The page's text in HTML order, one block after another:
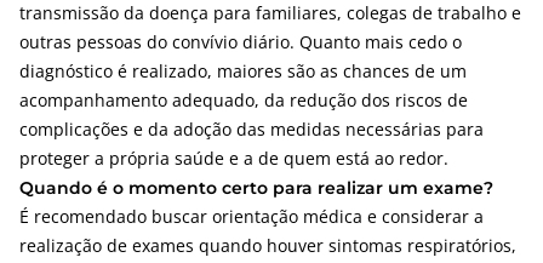
transmissão da doença para familiares, colegas de trabalho e
outras pessoas do convívio diário. Quanto mais cedo o
diagnóstico é realizado, maiores são as chances de um
acompanhamento adequado, da redução dos riscos de
complicações e da adoção das medidas necessárias para
proteger a própria saúde e a de quem está ao redor.
Quando é o momento certo para realizar um exame?
É recomendado buscar orientação médica e considerar a
realização de exames quando houver sintomas respiratórios,